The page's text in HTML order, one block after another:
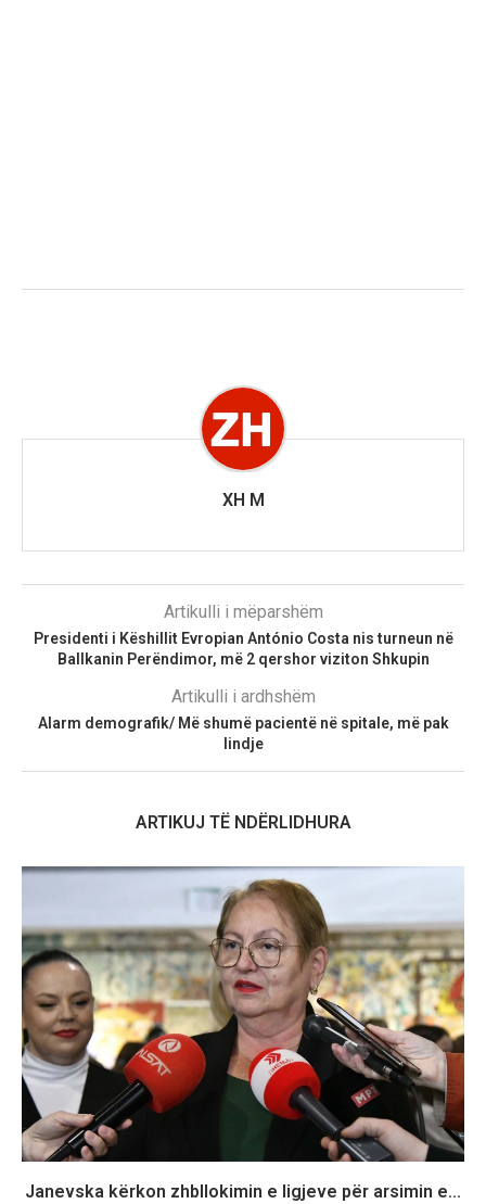
XH M
Artikulli i mëparshëm
Presidenti i Këshillit Evropian António Costa nis turneun në
Ballkanin Perëndimor, më 2 qershor viziton Shkupin
Artikulli i ardhshëm
Alarm demografik/ Më shumë pacientë në spitale, më pak
lindje
ARTIKUJ TË NDËRLIDHURA
Janevska kërkon zhbllokimin e ligjeve për arsimin e...